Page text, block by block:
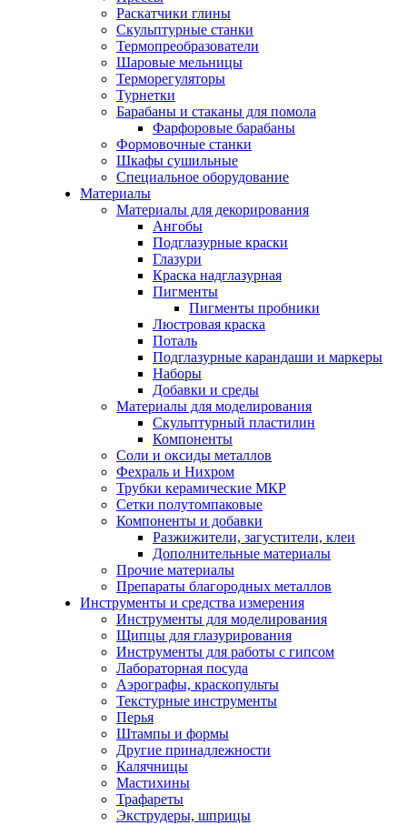
Раскатчики глины
Скульптурные станки
Термопреобразователи
Шаровые мельницы
Терморегуляторы
Турнетки
Барабаны и стаканы для помола
Фарфоровые барабаны
Формовочные станки
Шкафы сушильные
Специальное оборудование
Материалы
Материалы для декорирования
Ангобы
Подглазурные краски
Глазури
Краска надглазурная
Пигменты
Пигменты пробники
Люстровая краска
Поталь
Подглазурные карандаши и маркеры
Наборы
Добавки и среды
Материалы для моделирования
Скульптурный пластилин
Компоненты
Соли и оксиды металлов
Фехраль и Нихром
Трубки керамические МКР
Сетки полутомпаковые
Компоненты и добавки
Разжижители, загустители, клеи
Дополнительные материалы
Прочие материалы
Препараты благородных металлов
Инструменты и средства измерения
Инструменты для моделирования
Щипцы для глазурирования
Инструменты для работы с гипсом
Лабораторная посуда
Аэрографы, краскопульты
Текстурные инструменты
Перья
Штампы и формы
Другие принадлежности
Калячницы
Мастихины
Трафареты
Экструдеры, шприцы